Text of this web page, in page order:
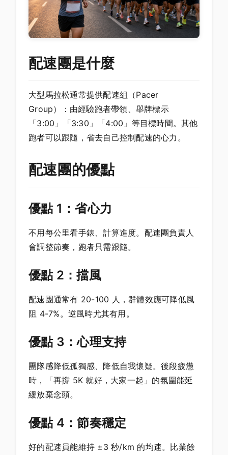
配速團是什麼
大型馬拉松通常提供配速組（Pacer
Group）：由經驗跑者帶領、舉牌標示
「3:00」「3:30」「4:00」等目標時間。其他
跑者可以跟隨，省去自己控制配速的心力。
配速團的優點
優點 1：省心力
不用每公里看手錶、計算進度。配速團負責人
會調整節奏，跑者只需跟隨。
優點 2：擋風
配速團通常有 20-100 人，群體效應可降低風
阻 4-7%。逆風時尤其有用。
優點 3：心理支持
團隊感降低孤獨感、降低自我懷疑。後段疲憊
時，「再撐 5K 就好，大家一起」的氛圍能延
緩放棄念頭。
優點 4：節奏穩定
好的配速員能維持 ±3 秒/km 的均速。比業餘